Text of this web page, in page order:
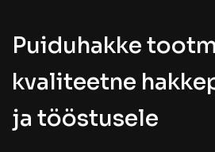
Puiduhakke
kvaliteetne
ja tööstusele